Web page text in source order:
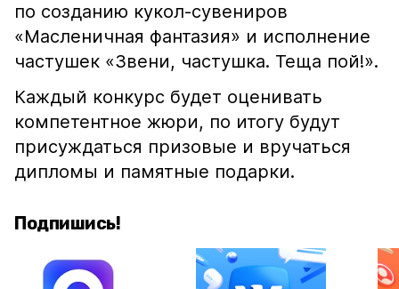
по созданию кукол-сувениров
«Масленичная фантазия» и исполнение
частушек «Звени, частушка. Теща пой!».
Каждый конкурс будет оценивать
компетентное жюри, по итогу будут
присуждаться призовые и вручаться
дипломы и памятные подарки.
Подпишись!